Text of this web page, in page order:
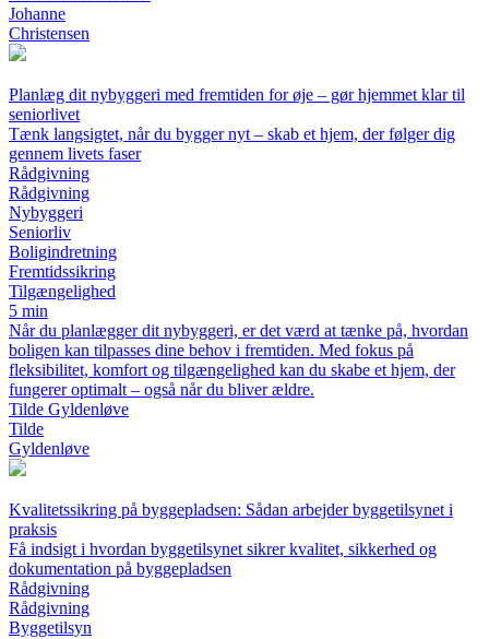
Johanne
Christensen
Planlæg dit nybyggeri med fremtiden for øje – gør hjemmet klar til
seniorlivet
Tænk langsigtet, når du bygger nyt – skab et hjem, der følger dig
gennem livets faser
Rådgivning
Rådgivning
Nybyggeri
Seniorliv
Boligindretning
Fremtidssikring
Tilgængelighed
5 min
Når du planlægger dit nybyggeri, er det værd at tænke på, hvordan
boligen kan tilpasses dine behov i fremtiden. Med fokus på
fleksibilitet, komfort og tilgængelighed kan du skabe et hjem, der
fungerer optimalt – også når du bliver ældre.
Tilde Gyldenløve
Tilde
Gyldenløve
Kvalitetssikring på byggepladsen: Sådan arbejder byggetilsynet i
praksis
Få indsigt i hvordan byggetilsynet sikrer kvalitet, sikkerhed og
dokumentation på byggepladsen
Rådgivning
Rådgivning
Byggetilsyn